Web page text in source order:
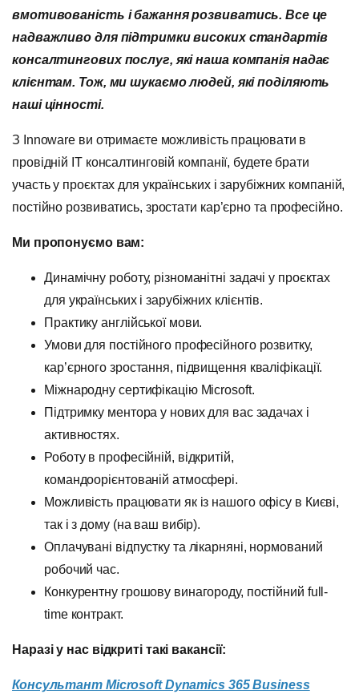
вмотивованість і бажання розвиватись. Все це
надважливо для підтримки високих стандартів
консалтингових послуг, які наша компанія надає
клієнтам. Тож, ми шукаємо людей, які поділяють
наші цінності.
З Innoware ви отримаєте можливість працювати в
провідній IT консалтинговій компанії, будете брати
участь у проєктах для українських і зарубіжних компаній,
постійно розвиватись, зростати кар’єрно та професійно.
Ми пропонуємо вам:
Динамічну роботу, різноманітні задачі у проєктах
для українських і зарубіжних клієнтів.
Практику англійської мови.
Умови для постійного професійного розвитку,
кар’єрного зростання, підвищення кваліфікації.
Міжнародну сертифікацію Microsoft.
Підтримку ментора у нових для вас задачах і
активностях.
Роботу в професійній, відкритій,
командоорієнтованій атмосфері.
Можливість працювати як із нашого офісу в Києві,
так і з дому (на ваш вибір).
Оплачувані відпустку та лікарняні, нормований
робочий час.
Конкурентну грошову винагороду, постійний full-
time контракт.
Наразі у нас відкриті такі вакансії:
Консультант Microsoft Dynamics 365 Business